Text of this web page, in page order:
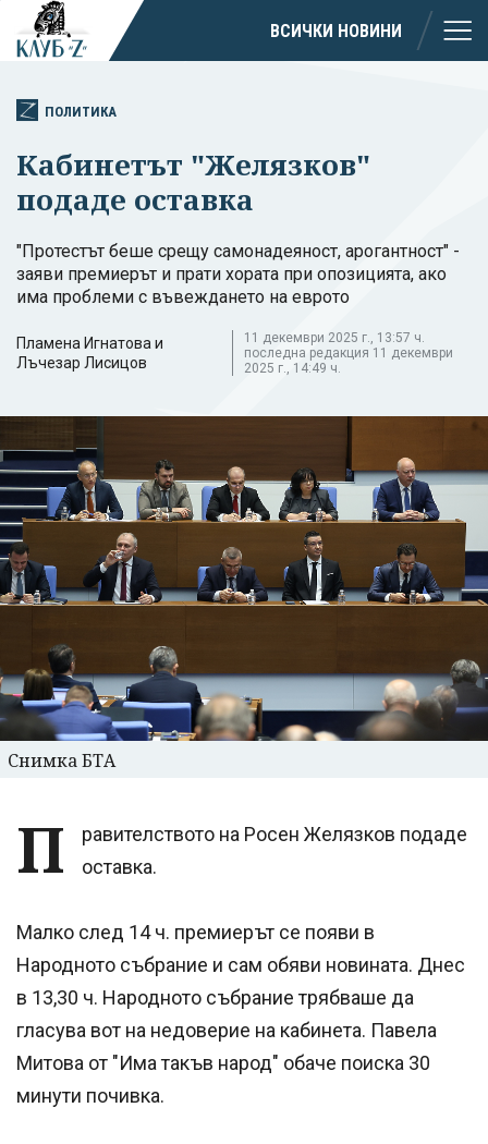
ВСИЧКИ НОВИНИ
ПОЛИТИКА
Кабинетът "Желязков"
подаде оставка
"Протестът беше срещу самонадеяност, арогантност" -
заяви премиерът и прати хората при опозицията, ако
има проблеми с въвеждането на еврото
Пламена Игнатова и
Лъчезар Лисицов
11 декември 2025 г., 13:57 ч.
последна редакция 11 декември
2025 г., 14:49 ч.
Снимка БТА
П
равителството на Росен Желязков подаде
оставка.
Малко след 14 ч. премиерът се появи в
Народното събрание и сам обяви новината. Днес
в 13,30 ч. Народното събрание трябваше да
гласува вот на недоверие на кабинета. Павела
Митова от "Има такъв народ" обаче поиска 30
минути почивка.